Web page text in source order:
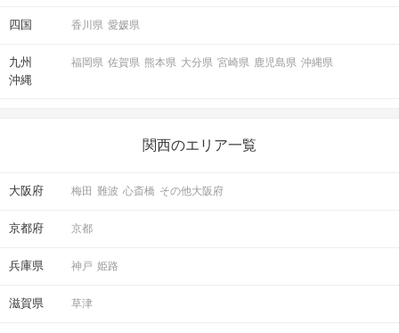
四国 香川県 愛媛県
九州
沖縄
福岡県 佐賀県 熊本県 大分県 宮崎県 鹿児島県 沖縄県
関西のエリア一覧
大阪府 梅田 難波 心斎橋 その他大阪府
京都府 京都
兵庫県 神戸 姫路
滋賀県 草津